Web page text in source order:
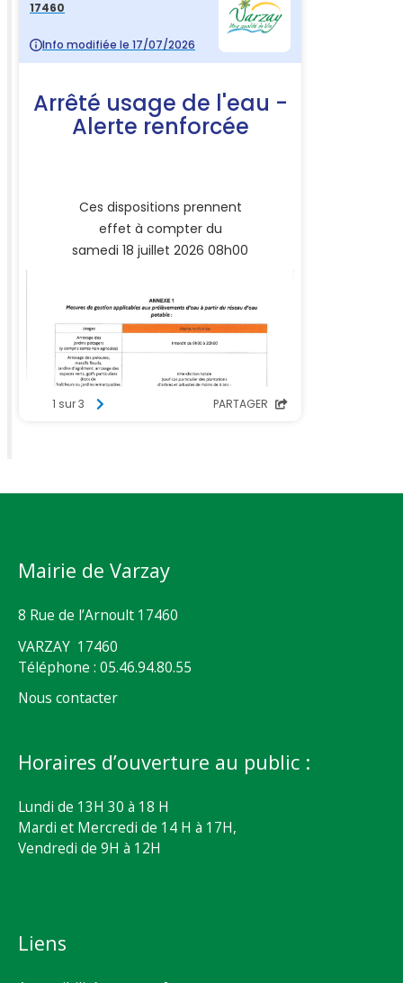
Mairie de Varzay
8 Rue de l’Arnoult 17460
VARZAY 17460
Téléphone : 05.46.94.80.55
Nous contacter
Horaires d’ouverture au public :
Lundi de 13H 30 à 18 H
Mardi et Mercredi de 14 H à 17H,
Vendredi de 9H à 12H
Liens